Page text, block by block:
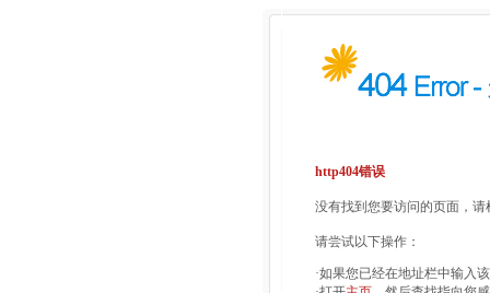
http404错误
没有找到您要访问的页面，
请尝试以下操作：
·如果您已经在地址栏中输入